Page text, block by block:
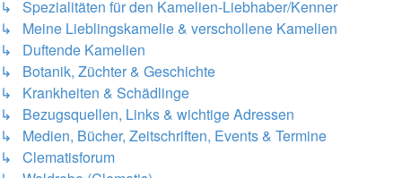
↳ Spezialitäten für den Kamelien-Liebhaber/Kenner
↳ Meine Lieblingskamelie & verschollene Kamelien
↳ Duftende Kamelien
↳ Botanik, Züchter & Geschichte
↳ Krankheiten & Schädlinge
↳ Bezugsquellen, Links & wichtige Adressen
↳ Medien, Bücher, Zeitschriften, Events & Termine
↳ Clematisforum